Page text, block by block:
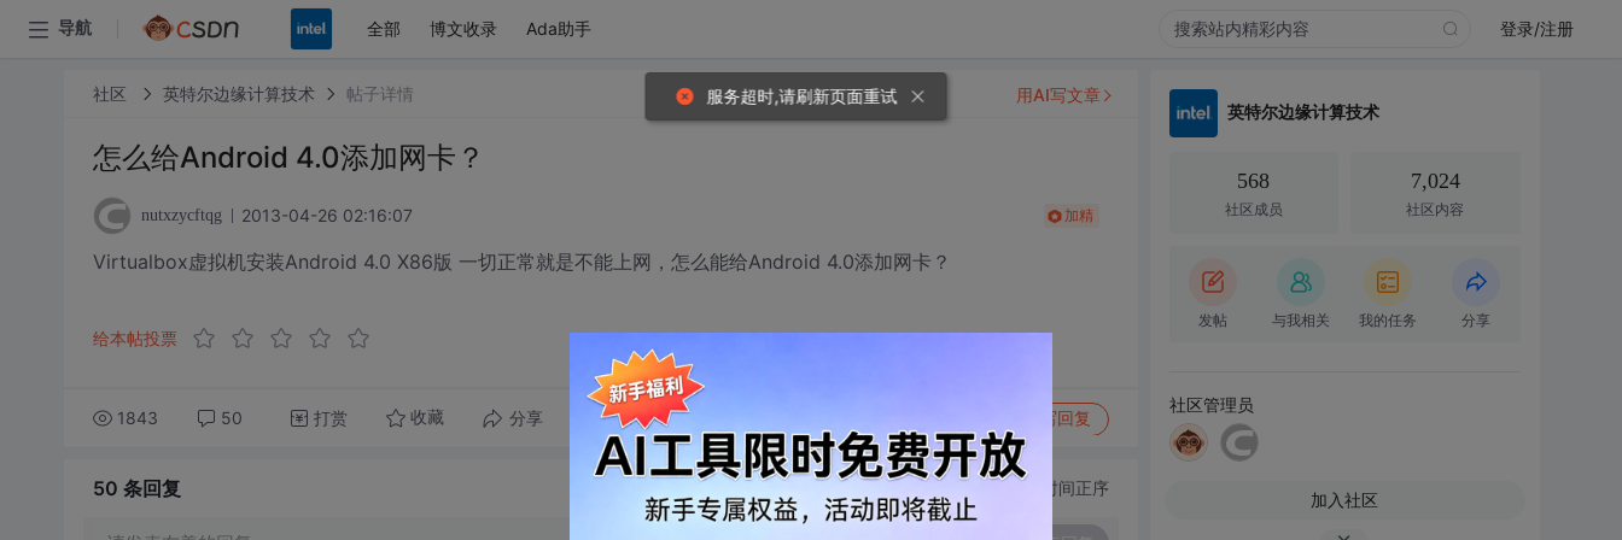
导航 全部 博文收录 Ada助手 登录/注册
社区 英特尔边缘计算技术 帖子详情
怎么给Android 4.0添加网卡？
nutxzycftqg 2013-04-26 02:16:07 加精
Virtualbox虚拟机安装Android 4.0 X86版 一切正常就是不能上网，怎么能给Android 4.0添加网卡？
给本帖投票
1843 50 打赏 收藏 分享 转发到动态 写回复
用AI写文章
50 条回复 切换为时间正序
英特尔边缘计算技术
568
社区成员
7,024
社区内容
发帖 与我相关 我的任务 分享
社区管理员
加入社区
服务超时,请刷新页面重试